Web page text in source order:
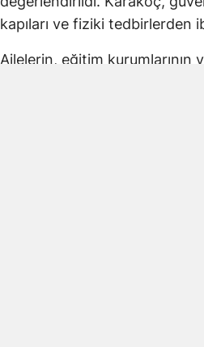
kapıları ve fiziki tedbirlerden
Ailelerin, eğitim kurumlarının